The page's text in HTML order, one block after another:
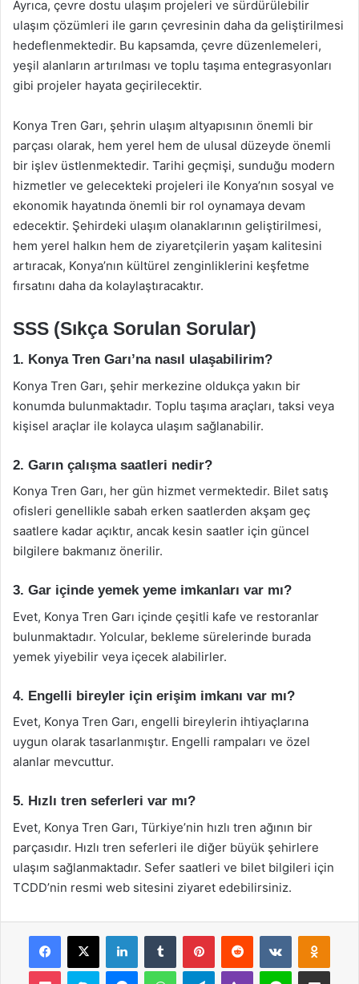
Ayrıca, çevre dostu ulaşım projeleri ve sürdürülebilir
ulaşım çözümleri ile garın çevresinin daha da geliştirilmesi
hedeflenmektedir. Bu kapsamda, çevre düzenlemeleri,
yeşil alanların artırılması ve toplu taşıma entegrasyonları
gibi projeler hayata geçirilecektir.
Konya Tren Garı, şehrin ulaşım altyapısının önemli bir
parçası olarak, hem yerel hem de ulusal düzeyde önemli
bir işlev üstlenmektedir. Tarihi geçmişi, sunduğu modern
hizmetler ve gelecekteki projeleri ile Konya’nın sosyal ve
ekonomik hayatında önemli bir rol oynamaya devam
edecektir. Şehirdeki ulaşım olanaklarının geliştirilmesi,
hem yerel halkın hem de ziyaretçilerin yaşam kalitesini
artıracak, Konya’nın kültürel zenginliklerini keşfetme
fırsatını daha da kolaylaştıracaktır.
SSS (Sıkça Sorulan Sorular)
1. Konya Tren Garı’na nasıl ulaşabilirim?
Konya Tren Garı, şehir merkezine oldukça yakın bir
konumda bulunmaktadır. Toplu taşıma araçları, taksi veya
kişisel araçlar ile kolayca ulaşım sağlanabilir.
2. Garın çalışma saatleri nedir?
Konya Tren Garı, her gün hizmet vermektedir. Bilet satış
ofisleri genellikle sabah erken saatlerden akşam geç
saatlere kadar açıktır, ancak kesin saatler için güncel
bilgilere bakmanız önerilir.
3. Gar içinde yemek yeme imkanları var mı?
Evet, Konya Tren Garı içinde çeşitli kafe ve restoranlar
bulunmaktadır. Yolcular, bekleme sürelerinde burada
yemek yiyebilir veya içecek alabilirler.
4. Engelli bireyler için erişim imkanı var mı?
Evet, Konya Tren Garı, engelli bireylerin ihtiyaçlarına
uygun olarak tasarlanmıştır. Engelli rampaları ve özel
alanlar mevcuttur.
5. Hızlı tren seferleri var mı?
Evet, Konya Tren Garı, Türkiye’nin hızlı tren ağının bir
parçasıdır. Hızlı tren seferleri ile diğer büyük şehirlere
ulaşım sağlanmaktadır. Sefer saatleri ve bilet bilgileri için
TCDD’nin resmi web sitesini ziyaret edebilirsiniz.
Facebook
X LinkedInTumblr PinterestReddit VKontakte
Pocket Skype MessengerWhatsAppTelegramViber Line E-Posta ile